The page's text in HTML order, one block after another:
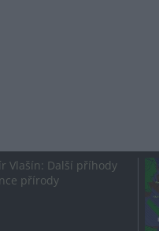
Vlašín: Další příhody
přírody